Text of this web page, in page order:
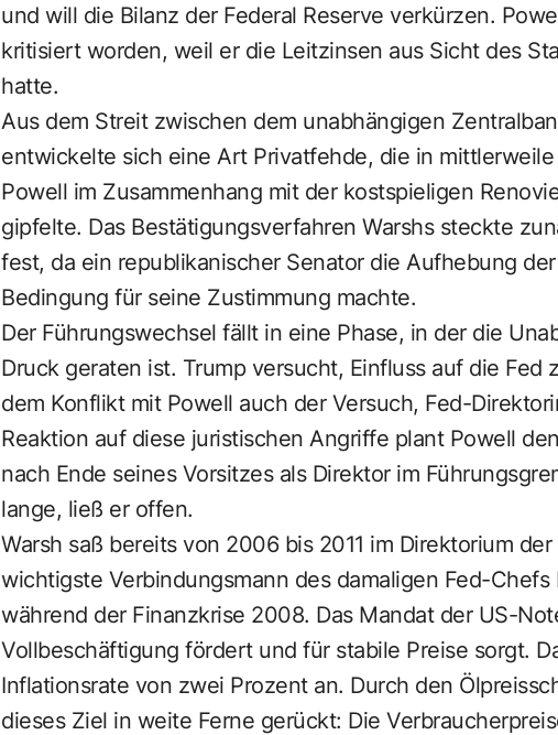
und will die Bilanz der Federal Reserve verkürzen.
kritisiert worden, weil er die Leitzinsen aus Sicht des
hatte.
Aus dem Streit zwischen dem unabhängigen
entwickelte sich eine Art Privatfehde, die in
Powell im Zusammenhang mit der kostspieligen
gipfelte. Das Bestätigungsverfahren Warshs steckte
fest, da ein republikanischer Senator die Aufhebung
Bedingung für seine Zustimmung machte.
Der Führungswechsel fällt in eine Phase, in der die
Druck geraten ist. Trump versucht, Einfluss auf die
dem Konflikt mit Powell auch der Versuch, Fed-
Reaktion auf diese juristischen Angriffe plant Powell
nach Ende seines Vorsitzes als Direktor im
lange, ließ er offen.
Warsh saß bereits von 2006 bis 2011 im Direktorium
wichtigste Verbindungsmann des damaligen Fed-
während der Finanzkrise 2008. Das Mandat der US-
Vollbeschäftigung fördert und für stabile Preise sorgt.
Inflationsrate von zwei Prozent an. Durch den
dieses Ziel in weite Ferne gerückt: Die